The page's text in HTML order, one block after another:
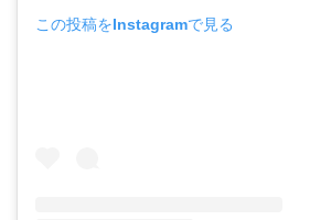
この投稿をInstagramで見る